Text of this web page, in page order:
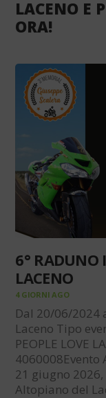
LACENO E
ORA!
6° RADUNO
LACENO
4 GIORNI AGO
Dal 20/06/2024
Laceno Tipo
PEOPLE LOVE
4060008Evento
21 giugno
Altopiano del